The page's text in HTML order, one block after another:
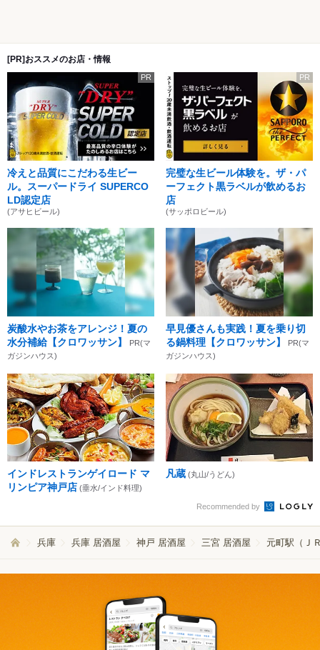
[PR]おススメのお店・情報
PR
冷えと品質にこだわる生ビー
ル。スーパードライ SUPERCO
LD認定店
(アサヒビール)
PR
完璧な生ビール体験を。ザ・パ
ーフェクト黒ラベルが飲めるお
店
(サッポロビール)
炭酸水やお茶をアレンジ！夏の
水分補給【クロワッサン】
PR(マ
ガジンハウス)
早見優さんも実践！夏を乗り切
る鍋料理【クロワッサン】
PR(マ
ガジンハウス)
インドレストランゲイロード マ
リンピア神戸店 (垂水/インド料理)
凡蔵 (丸山/うどん)
Recommended by
兵庫 兵庫 居酒屋 神戸 居酒屋 三宮 居酒屋 元町駅（Ｊ